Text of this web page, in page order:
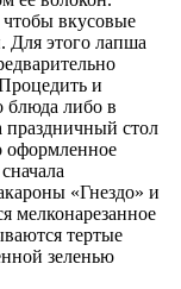
чтобы вкусовые
Для этого лапша
и
блюда либо в
праздничный стол
оформленное
«Гнездо» и
мелконарезанное
тертые
зеленью